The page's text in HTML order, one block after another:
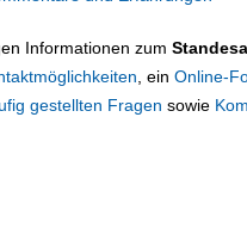
Informationen zum
, ein Online-
gestellten Fragen sowie